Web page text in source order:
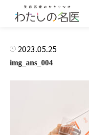
2023.05.25
img_ans_004